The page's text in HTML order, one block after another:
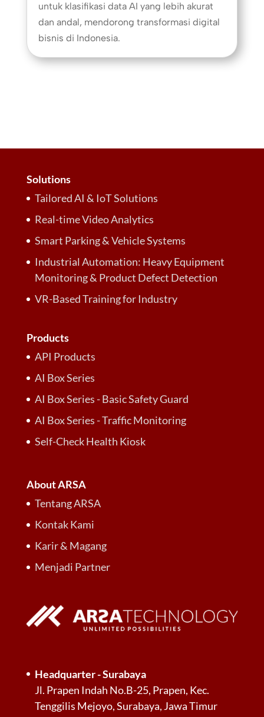
untuk klasifikasi data AI yang lebih akurat
dan andal, mendorong transformasi digital
bisnis di Indonesia.
Solutions
Tailored AI & IoT Solutions
Real-time Video Analytics
Smart Parking & Vehicle Systems
Industrial Automation: Heavy Equipment
Monitoring & Product Defect Detection
VR-Based Training for Industry
Products
API Products
AI Box Series
AI Box Series - Basic Safety Guard
AI Box Series - Traffic Monitoring
Self-Check Health Kiosk
About ARSA
Tentang ARSA
Kontak Kami
Karir & Magang
Menjadi Partner
Headquarter - Surabaya
Jl. Prapen Indah No.B-25, Prapen, Kec.
Tenggilis Mejoyo, Surabaya, Jawa Timur